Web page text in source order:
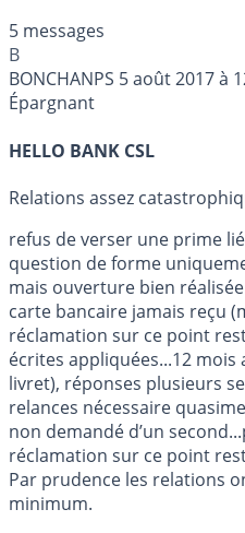
5 messages
B
BONCHANPS 5 août 2017 à
Épargnant
HELLO BANK CSL
Relations assez
refus de verser une prime
question de forme
mais ouverture bien
carte bancaire jamais reçu
réclamation sur ce point
écrites appliquées...12
livret), réponses plusieurs
relances nécessaire
non demandé d’un
réclamation sur ce point
Par prudence les relations
minimum.